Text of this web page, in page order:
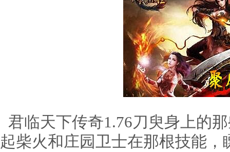
君临天下传奇1.76刀臾身上的
起柴火和庄园卫士在那根技能